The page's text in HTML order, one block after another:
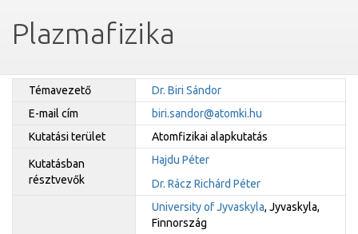
Plazmafizika
Témavezető
Dr. Biri Sándor
E-mail cím
biri.sandor@atomki.hu
Kutatási terület
Atomfizikai alapkutatás
Kutatásban
résztvevők
Hajdu Péter
Dr. Rácz Richárd Péter
University of Jyvaskyla, Jyvaskyla,
Finnország